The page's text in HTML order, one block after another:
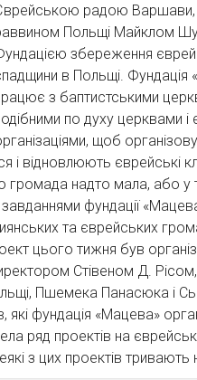
радою Варшави,
Польщі Майклом
збереження
в Польщі. Фундація
з баптистськими
по духу церквами і
щоб
і відновлюють єврейські
громада надто мала, або у
фундації
та єврейських
цього тижня був
Стівеном Д. Рісом,
Пшемека Панасюка і
які фундація «Мацева»
ряд проектів на
з цих проектів тривають